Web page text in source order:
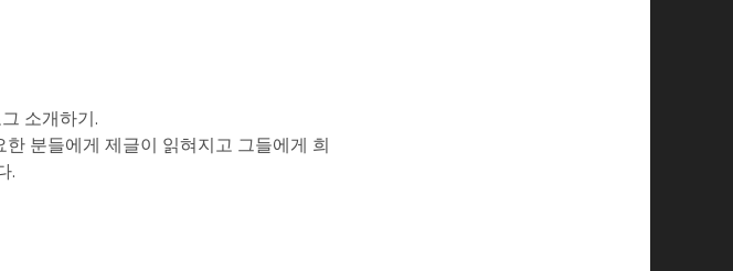
소개하기.
분들에게 제글이 읽혀지고 그들에게 희
.